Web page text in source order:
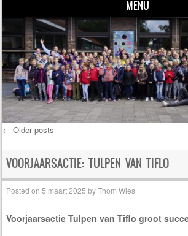
MENU
Skip to content
Post navigation
← Older posts
VOORJAARSACTIE: TULPEN VAN TIFLO
Posted on5 maart 2025 byThom Wies
Voorjaarsactie Tulpen van Tiflo groot